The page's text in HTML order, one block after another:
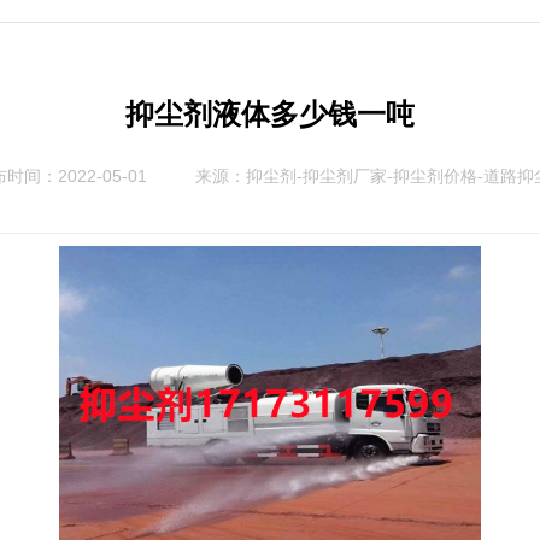
抑尘剂液体多少钱一吨
时间：2022-05-01 来源： 抑尘剂-抑尘剂厂家-抑尘剂价格-道路抑